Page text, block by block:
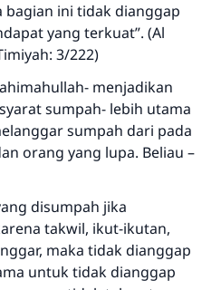
ini tidak dianggap
yang terkuat”. (Al
3/222)
menjadikan
sumpah- lebih utama
sumpah dari pada
orang yang lupa. Beliau –
disumpah jika
takwil, ikut-ikutan,
maka tidak dianggap
untuk tidak dianggap
no. 110845